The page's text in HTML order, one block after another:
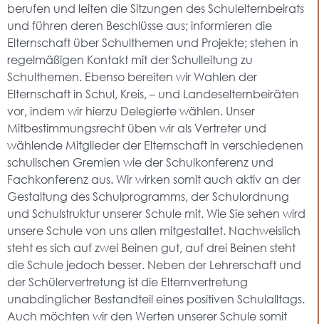
berufen und leiten die Sitzungen des Schulelternbeirats
und führen deren Beschlüsse aus; informieren die
Elternschaft über Schulthemen und Projekte; stehen in
regelmäßigen Kontakt mit der Schulleitung zu
Schulthemen. Ebenso bereiten wir Wahlen der
Elternschaft in Schul, Kreis, – und Landeselternbeiräten
vor, indem wir hierzu Delegierte wählen. Unser
Mitbestimmungsrecht üben wir als Vertreter und
wählende Mitglieder der Elternschaft in verschiedenen
schulischen Gremien wie der Schulkonferenz und
Fachkonferenz aus. Wir wirken somit auch aktiv an der
Gestaltung des Schulprogramms, der Schulordnung
und Schulstruktur unserer Schule mit. Wie Sie sehen wird
unsere Schule von uns allen mitgestaltet. Nachweislich
steht es sich auf zwei Beinen gut, auf drei Beinen steht
die Schule jedoch besser. Neben der Lehrerschaft und
der Schülervertretung ist die Elternvertretung
unabdinglicher Bestandteil eines positiven Schulalltags.
Auch möchten wir den Werten unserer Schule somit